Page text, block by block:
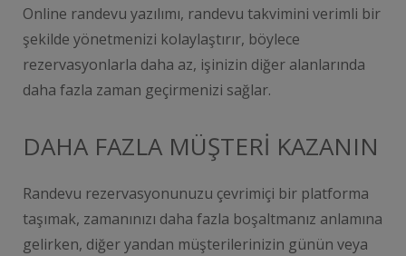
Online randevu yazılımı, randevu takvimini verimli bir
şekilde yönetmenizi kolaylaştırır, böylece
rezervasyonlarla daha az, işinizin diğer alanlarında
daha fazla zaman geçirmenizi sağlar.
DAHA FAZLA MÜŞTERİ KAZANIN
Randevu rezervasyonunuzu çevrimiçi bir platforma
taşımak, zamanınızı daha fazla boşaltmanız anlamına
gelirken, diğer yandan müşterilerinizin günün veya